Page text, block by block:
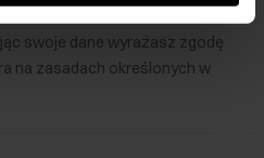
swoje dane wyrażasz zgodę
na zasadach określonych w